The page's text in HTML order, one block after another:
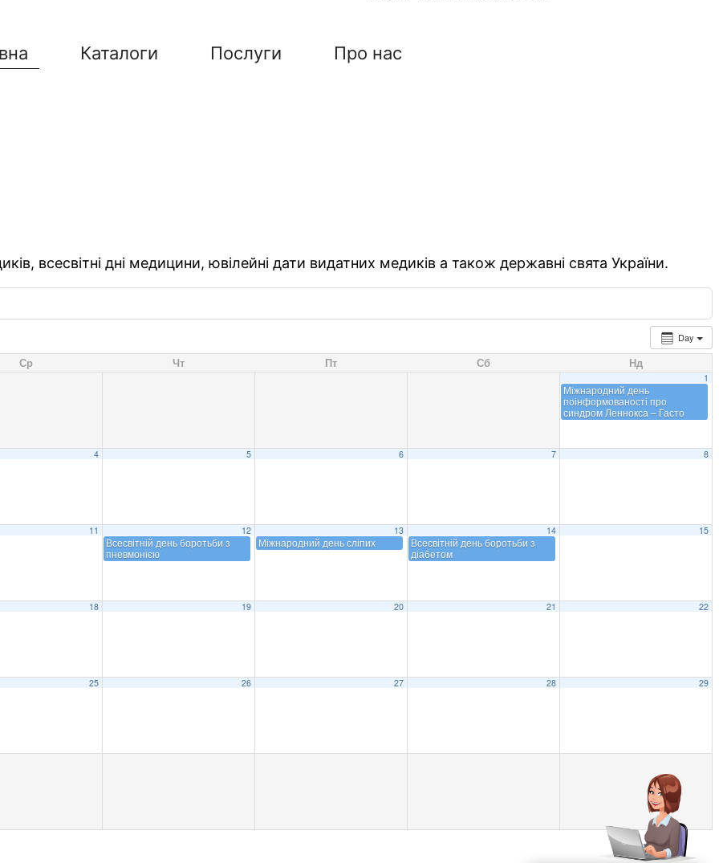
Каталоги Послуги Про нас
всесвітні дні медицини, ювілейні дати видатних медиків а також державні свята України.
Day
Ср Чт Пт Сб Нд
1
Міжнародний день
поінформованості про
синдром Леннокса – Гасто
4 5 6 7 8
11 12
Всесвітній день боротьби з
пневмонією
13
Міжнародний день сліпих
14
Всесвітній день боротьби з
діабетом
15
18 19 20 21 22
25 26 27 28 29